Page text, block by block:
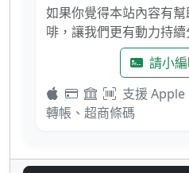
如果你覺得本站內容有
啡，讓我們更有動力持
請小
支援 Apple
轉帳、超商條碼